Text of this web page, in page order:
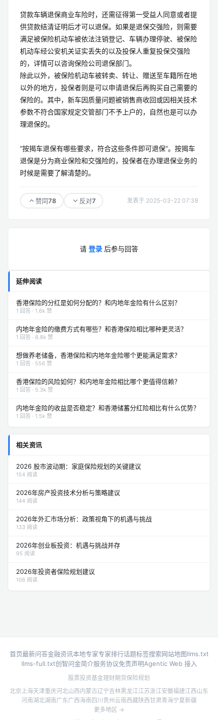
贷款车辆退保商业车险时，还需征得第一受益人同意或者提
供贷款结清证明后才可以退保。如果是退保交强险，则需要
满足被保险机动车被依法注销登记、车辆办理停驶、被保险
机动车经公安机关证实丢失的以及投保人重复投保交强险
的，详情可以咨询保险公司退保部门。
除此以外，被保险机动车被转卖、转让、赠送至车籍所在地
以外的地方，投保者则是可以申请退保后再购买自己需要的
保险的。其中，新车因质量问题被销售商收回或因相关技术
参数不符合国家规定交管部门不予上户的，自然也是可以办
理退保的。
“按揭车退保有哪些要求，符合这些条件即可退保”。按揭车
退保是分为商业保险和交强险的，投保者在办理退保业务的
时候是需要了解清楚的。
赞同78 反对7 发表于 2025-03-22 07:38
请 登录 后参与回答
延伸阅读
香港保险的分红是如何分配的？和内地年金险有什么区别？
1 回答 · 1.6k 赞
内地年金险的缴费方式有哪些？和香港保险相比哪种更灵活？
1 回答 · 8.8k 赞
想做养老储备，香港保险和内地年金险哪个更能满足需求？
1 回答 · 556 赞
香港保险的风险如何？和内地年金险相比哪个更值得信赖？
1 回答 · 5.3k 赞
内地年金险的收益是否稳定？和香港储蓄分红险相比有什么优势？
1 回答 · 1.5k 赞
相关资讯
2026 股市波动期：家庭保险规划的关键建议
154 阅读
2026年房产投资技术分析与策略建议
144 阅读
2026年外汇市场分析：政策视角下的机遇与挑战
133 阅读
2026年创业板投资：机遇与挑战并存
95 阅读
2026年投资者保险规划建议
106 阅读
首页最新问答金融资讯本地专家专家排行话题标签搜索网站地图llms.txt
llms-full.txt创智问金简介服务协议免责声明Agentic Web 接入
股票投资基金理财期货保险规划
北京 上海天津重庆河北山西内蒙古辽宁吉林黑龙江江苏浙江安徽福建江西山东
河南湖北湖南广东广西海南四川贵州云南西藏陕西甘肃青海宁夏新疆
更多地区 →